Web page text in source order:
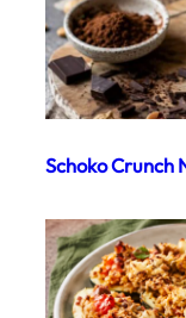
Schoko Crunch